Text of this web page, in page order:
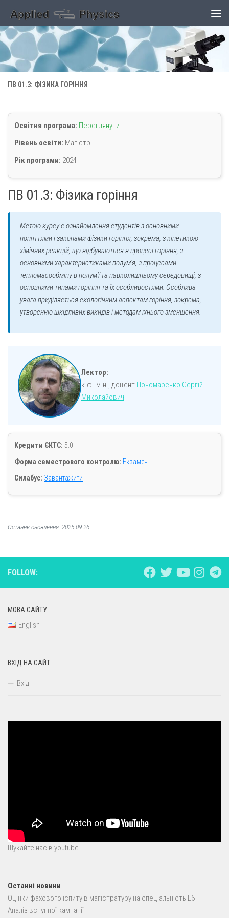
Skip to content
ПВ 01.3: ФІЗИКА ГОРІННЯ
Освітня програма: Переглянути
Рівень освіти: Магістр
Рік програми: 2024
ПВ 01.3: Фізика горіння
Метою курсу є ознайомлення студентів з основними
поняттями і законами фізики горіння, зокрема, з кінетикою
хімічних реакцій, що відбуваються в процесі горіння, з
основними характеристиками полум'я, з процесами
тепломасообміну в полум'ї та навколишньому середовищі, з
основними типами горіння та їх особливостями. Особлива
увага приділяється екологічним аспектам горіння, зокрема,
утворенню шкідливих викидів і методам їхнього зменшення.
Лектор:
к.ф.-м.н., доцент Пономаренко Сергій
Миколайович
Кредити ЄКТС: 5.0
Форма семестрового контролю: Екзамен
Силабус: Завантажити
Останнє оновлення: 2025-09-26
FOLLOW:
МОВА САЙТУ
English
ВХІД НА САЙТ
Вхід
Шукайте нас в youtube
Останні новини
Оцінки фахового іспиту в магістратуру на спеціальність E6
Аналіз вступної кампанії